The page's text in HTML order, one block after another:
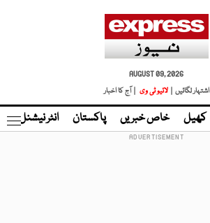
AUGUST 09, 2026
اشتہار لگائیں |
لائیو ٹی وی | آج کا اخبار
کھیل خاص خبریں پاکستان انٹر نیشنل